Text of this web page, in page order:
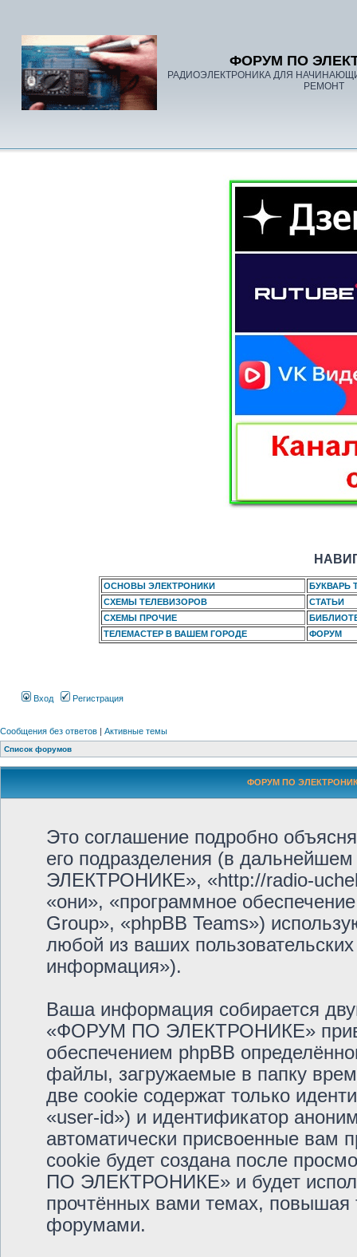
ФОРУМ ПО
РАДИОЭЛЕКТРОНИКА ДЛЯ
РЕМОНТ
ОСНОВЫ ЭЛЕКТРОНИКИ
БУКВАРЬ
СХЕМЫ ТЕЛЕВИЗОРОВ
СТАТЬИ
СХЕМЫ ПРОЧИЕ
ТЕЛЕМАСТЕР В ВАШЕМ ГОРОДЕ
ФОРУМ
Вход Регистрация
Сообщения без ответов | Активные темы
Список форумов
ФОРУМ ПО
Это соглашение подробно
его подразделения (в
ЭЛЕКТРОНИКЕ», «http://radio-
«они», «программное
Group», «phpBB Teams»)
любой из ваших
информация»).
Ваша информация собирается
«ФОРУМ ПО ЭЛЕКТРОНИКЕ»
обеспечением phpBB
файлы, загружаемые в папку
две cookie содержат только
«user-id») и идентификатор
автоматически присвоенные вам
cookie будет создана после
ПО ЭЛЕКТРОНИКЕ» и будет
прочтённых вами темах, повышая
форумами.